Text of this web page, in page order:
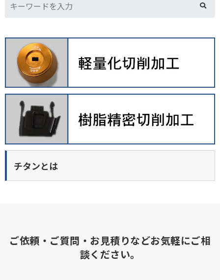
チタンとは
ご依頼・ご質問・お見積りなどお気軽にご相
談ください。